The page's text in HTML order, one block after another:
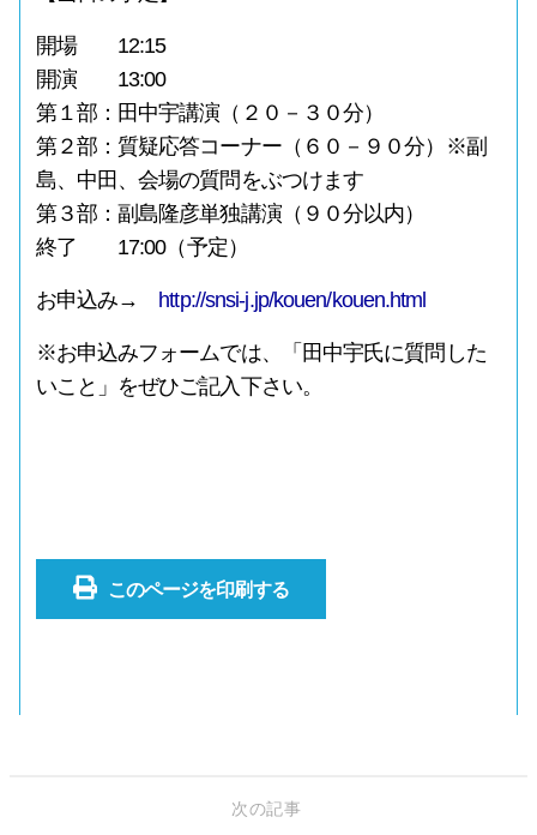
開場 12:15
開演 13:00
第１部：田中宇講演（２０－３０分）
第２部：質疑応答コーナー（６０－９０分）※副
島、中田、会場の質問をぶつけます
第３部：副島隆彦単独講演（９０分以内）
終了 17:00（予定）
お申込み→ http://snsi-j.jp/kouen/kouen.html
※お申込みフォームでは、「田中宇氏に質問した
いこと」をぜひご記入下さい。
このページを印刷する
次の記事